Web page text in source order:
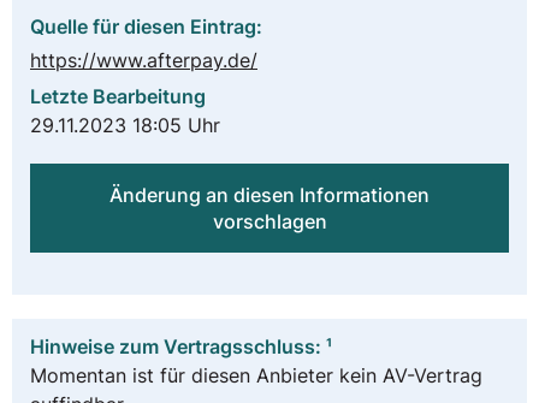
Quelle für diesen Eintrag:
https://www.afterpay.de/
Letzte Bearbeitung
29.11.2023 18:05 Uhr
Änderung an diesen Informationen
vorschlagen
Hinweise zum Vertragsschluss: ¹
Momentan ist für diesen Anbieter kein AV-Vertrag